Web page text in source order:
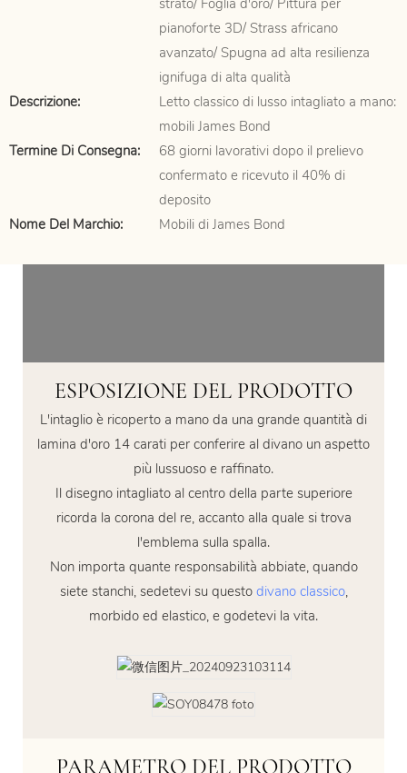
strato/ Foglia d'oro/ Pittura per
pianoforte 3D/ Strass africano
avanzato/ Spugna ad alta resilienza
ignifuga di alta qualità
Descrizione:
Letto classico di lusso intagliato a mano:
mobili James Bond
Termine Di Consegna:
68 giorni lavorativi dopo il prelievo
confermato e ricevuto il 40% di
deposito
Nome Del Marchio:
Mobili di James Bond
ESPOSIZIONE DEL PRODOTTO
L'intaglio è ricoperto a mano da una grande quantità di
lamina d'oro 14 carati per conferire al divano un aspetto
più lussuoso e raffinato.
Il disegno intagliato al centro della parte superiore
ricorda la corona del re, accanto alla quale si trova
l'emblema sulla spalla.
Non importa quante responsabilità abbiate, quando
siete stanchi, sedetevi su questo divano classico,
morbido ed elastico, e godetevi la vita.
PARAMETRO DEL PRODOTTO